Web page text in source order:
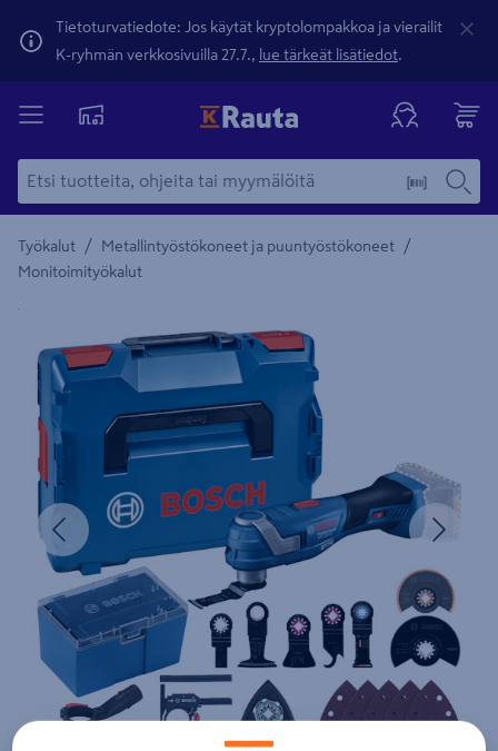
Tietoturvatiedote: Jos käytät kryptolompakkoa ja vierailit
K-ryhmän verkkosivuilla 27.7., lue tärkeät lisätiedot.
Työkalut / Metallintyöstökoneet ja puuntyöstökoneet /
Monitoimityökalut
Yksityiskohtainen kuvaus löytyy Tuotteen kuvaus -
Edellinen